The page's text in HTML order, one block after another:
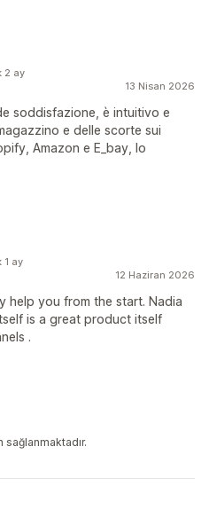
13 Nisan 2026
soddisfazione, è intuitivo e
e delle scorte sui
Amazon e E_bay, lo
2 ay
12 Haziran 2026
help you from the start. Nadia
is a great product itself
.
1 ay